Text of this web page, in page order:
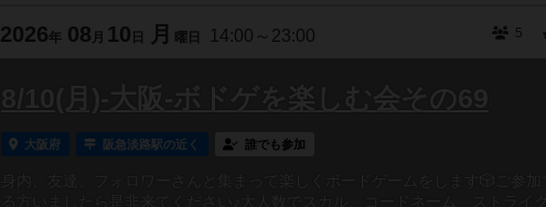
2026年 08 月 10 月 曜日 14:00～23:00 5
8/10(月)-大阪-ボドゲを楽しむ会その69
大阪府 阪急淡路駅の近く 誰でも参加